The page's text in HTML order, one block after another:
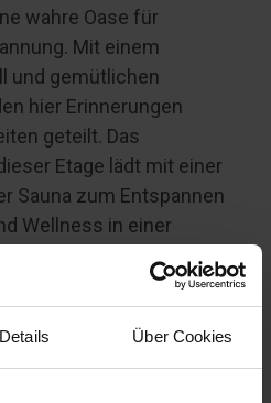
Details Über Cookies
wahre Oase für
Mit einem
und gemütlichen
hier Erinnerungen
geteilt. Das
Etage lädt mit einer
Sauna zum Entspannen
Wellness in einer
ersten Stock haben alle
Das Hauptzimmer ist
Balken und